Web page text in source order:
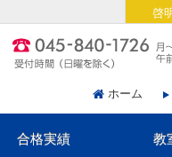
ホーム
合格実績 教
啓